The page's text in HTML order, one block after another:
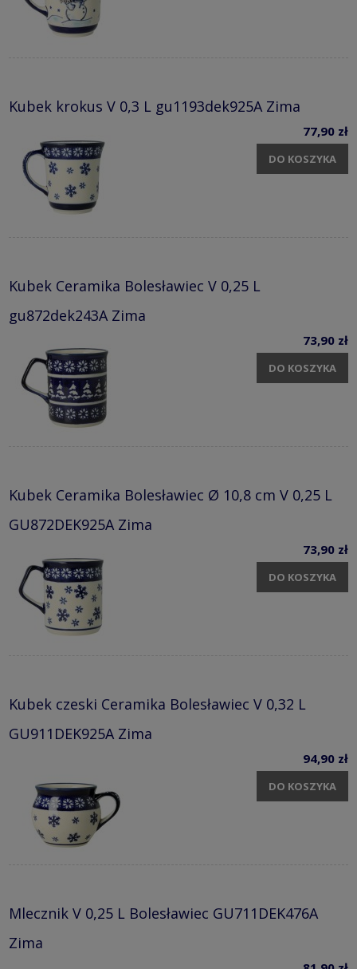
Kubek krokus V 0,3 L gu1193dek925A Zima
77,90 zł
DO KOSZYKA
Kubek Ceramika Bolesławiec V 0,25 L
gu872dek243A Zima
73,90 zł
DO KOSZYKA
Kubek Ceramika Bolesławiec Ø 10,8 cm V 0,25 L
GU872DEK925A Zima
73,90 zł
DO KOSZYKA
Kubek czeski Ceramika Bolesławiec V 0,32 L
GU911DEK925A Zima
94,90 zł
DO KOSZYKA
Mlecznik V 0,25 L Bolesławiec GU711DEK476A
Zima